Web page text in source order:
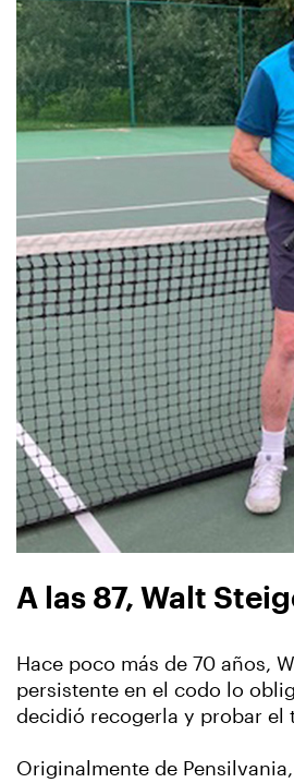
A las 87, Walt
Hace poco más de 70 años,
persistente en el codo lo
decidió recogerla y probar el
Originalmente de